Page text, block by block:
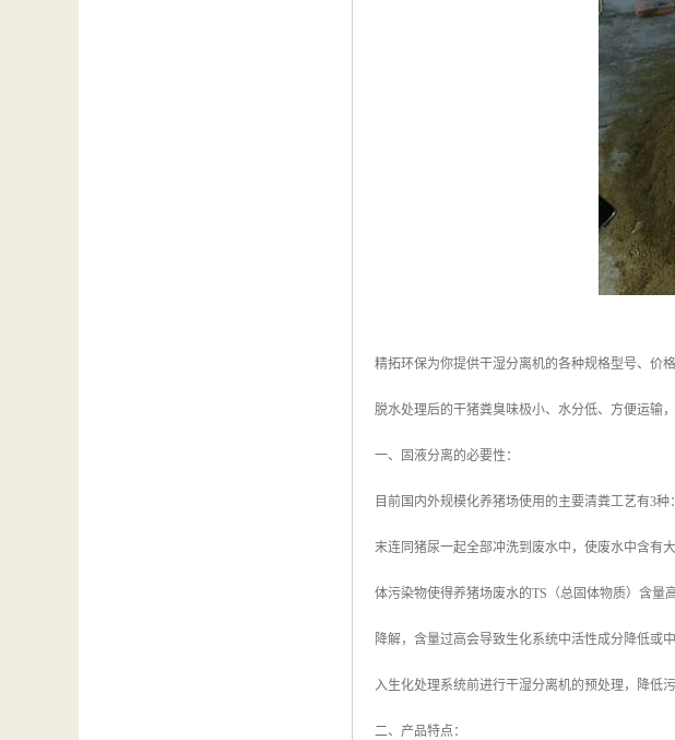
精拓环保为你提供干湿分离机的各种规格型号、价
脱水处理后的干猪粪臭味极小、水分低、方便运输
一、固液分离的必要性：
目前国内外规模化养猪场使用的主要清粪工艺有3
末连同猪尿一起全部冲洗到废水中，使废水中含有
体污染物使得养猪场废水的TS（总固体物质）含量
降解，含量过高会导致生化系统中活性成分降低或
入生化处理系统前进行干湿分离机的预处理，降低
二、产品特点：